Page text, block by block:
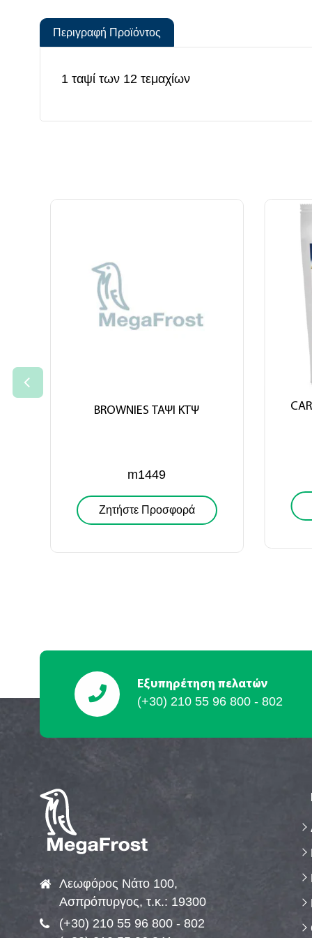
Περιγραφή Προϊόντος
1 ταψί των 12 τεμαχίων
BROWNIES ΤΑΨΙ ΚΤΨ
m1449
Ζητήστε Προσφορά
Εξυπηρέτηση πελατών
(+30) 210 55 96 800 - 802
Λεωφόρος Νάτο 100,
Ασπρόπυργος, τ.κ.: 19300
(+30) 210 55 96 800 - 802